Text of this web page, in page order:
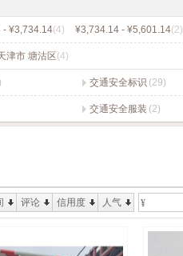
- ¥3,734.14(4) ¥3,734.14 - ¥5,601.14(2)
津市 塘沽区(4)
交通安全标识 (29)
交通安全服装 (2)
评论 信用度 人气 ¥